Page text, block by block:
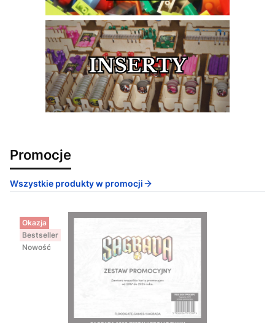
Promocje
Wszystkie produkty w promocji
Okazja
Bestseller
Nowość